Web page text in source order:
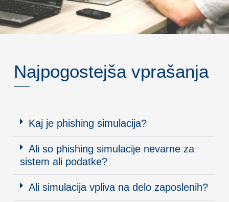
Najpogostejša vprašanja
Kaj je phishing simulacija?
Ali so phishing simulacije nevarne za
sistem ali podatke?
Ali simulacija vpliva na delo zaposlenih?